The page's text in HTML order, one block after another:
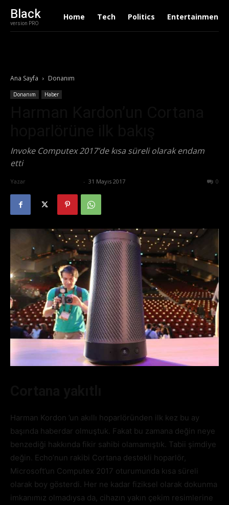
Black
version PRO
Home Tech Politics Entertainment
Ana Sayfa Donanım
Donanım Haber
Invoke Computex 2017’de kısa süreli olarak endam
etti
Yazar - 31 Mayıs 2017 0
Harman Kordon ’un akıllı hoparlöründen ilk kez bu ay
başında haberdar olmuştuk. Fakat bu zamana değin neye
benzediği hakkında fikir sahibi olamamıştık. Tabii şimdiye
değin. Echo’nun rakibi Cortana destekli hoparlör,
Microsoft’un Computex 2017 oturumunda kısa süreli
olarak boy gösterdi. Her ne kadar fiziksel olarak dokunma
imkanımız olmadıysa da, cihazın yakın çekim resimlerine